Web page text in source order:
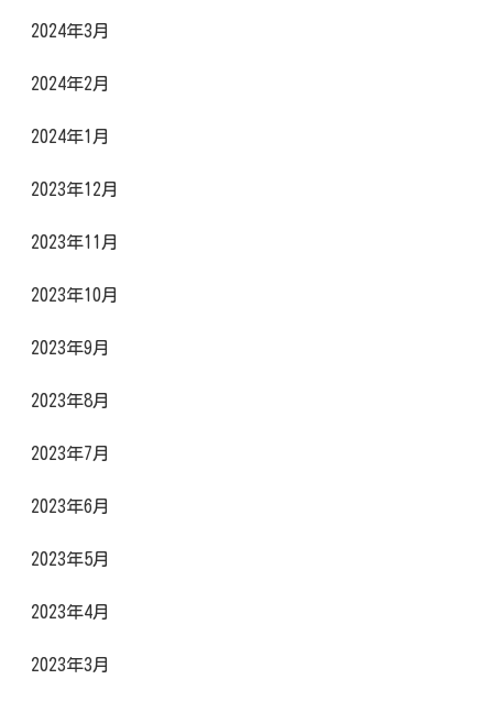
2024年3月
2024年2月
2024年1月
2023年12月
2023年11月
2023年10月
2023年9月
2023年8月
2023年7月
2023年6月
2023年5月
2023年4月
2023年3月